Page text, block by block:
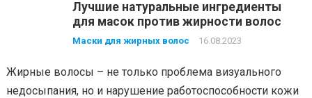
Лучшие натуральные ингредиенты
для масок против жирности волос
Маски для жирных волос 16.08.2023
Жирные волосы – не только проблема визуального
недосыпания, но и нарушение работоспособности кожи